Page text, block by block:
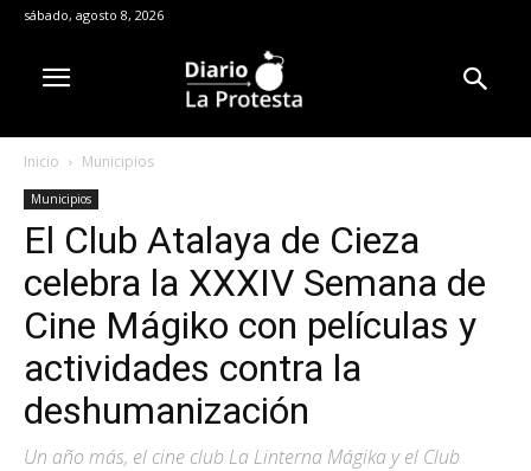
sábado, agosto 8, 2026
Inicio Municipios
Municipios
El Club Atalaya de Cieza
celebra la XXXIV Semana de
Cine Mágiko con películas y
actividades contra la
deshumanización
Un año más, el cine club La Linterna Mágika y el Club